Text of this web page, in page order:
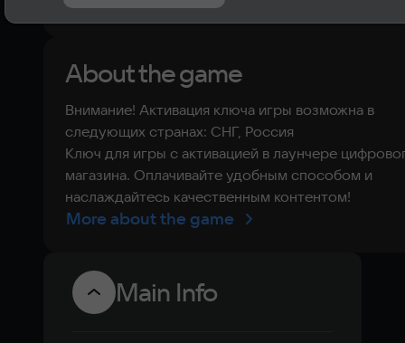
About the game
Внимание! Активация ключа игры возможна в
следующих странах: СНГ, Россия
Ключ для игры с активацией в лаунчере
магазина. Оплачивайте удобным способом и
наслаждайтесь качественным контентом!
More about the game
Main Info